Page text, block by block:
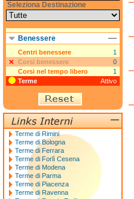
Seleziona Destinazione
Benessere
Centri benessere
1
Corsi benessere
0
Corsi nel tempo libero
1
Terme
Attivo
Terme di Rimini
Terme di Bologna
Terme di Ferrara
Terme di Forlì Cesena
Terme di Modena
Terme di Parma
Terme di Piacenza
Terme di Ravenna